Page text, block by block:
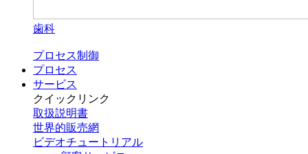
歯科
プロセス制御
プロセス
サービス
クイックリンク
取扱説明書
世界的販売網
ビデオチュートリアル